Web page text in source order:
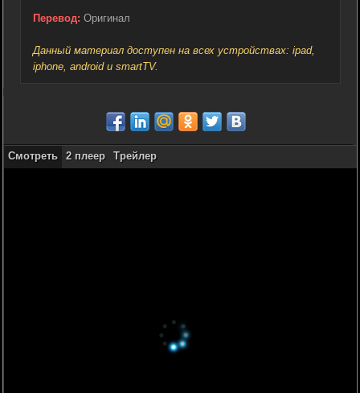
Перевод: Оригинал
Данный материал доступен на всех устройствах: ipad,
iphone, android и smartTV.
Смотреть 2 плеер Трейлер